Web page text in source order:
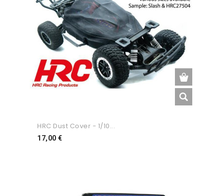
HRC Dust Cover - 1/10...
17,00 €Preço